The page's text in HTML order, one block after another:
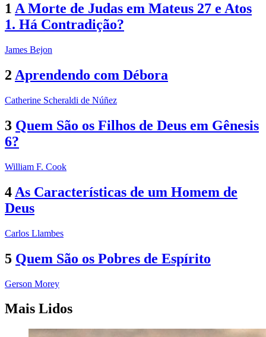
1 A Morte de Judas em Mateus 27 e Atos
1. Há Contradição?
James Bejon
2 Aprendendo com Débora
Catherine Scheraldi de Núñez
3 Quem São os Filhos de Deus em Gênesis
6?
William F. Cook
4 As Características de um Homem de
Deus
Carlos Llambes
5 Quem São os Pobres de Espírito
Gerson Morey
Mais Lidos